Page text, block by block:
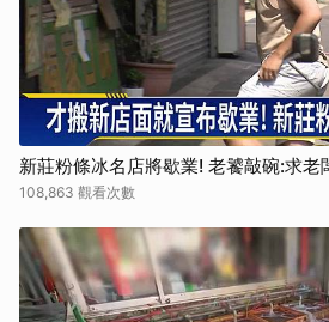
新莊粉條冰名店將歇業! 老饕敲碗:求老
108,863 觀看次數